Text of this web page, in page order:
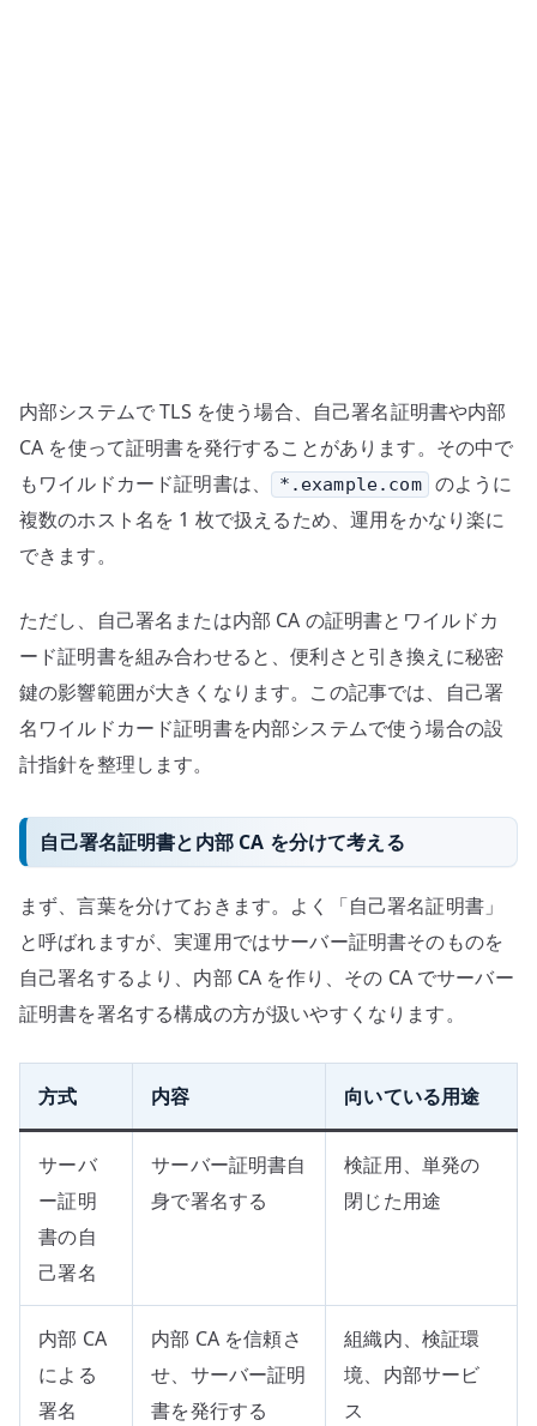
内
部
PKI
と
密
の
境
界
へ
の
内部システムで TLS を使う場合、自己署名証明書や内部
CA を使って証明書を発行することがあります。その中で
もワイルドカード証明書は、
*.example.com
のように
複数のホスト名を 1 枚で扱えるため、運用をかなり楽に
できます。
ただし、自己署名または内部 CA の証明書とワイルドカ
ード証明書を組み合わせると、便利さと引き換えに秘密
鍵の影響範囲が大きくなります。この記事では、自己署
名ワイルドカード証明書を内部システムで使う場合の設
計指針を整理します。
自己署名証明書と内部 CA を分けて考える
まず、言葉を分けておきます。よく「自己署名証明書」
と呼ばれますが、実運用ではサーバー証明書そのものを
自己署名するより、内部 CA を作り、その CA でサーバー
証明書を署名する構成の方が扱いやすくなります。
方式 内容 向いている用途
サーバ
ー証明
書の自
己署名
サーバー証明書自
身で署名する
検証用、単発の
閉じた用途
内部 CA
による
署名
内部 CA を信頼さ
せ、サーバー証明
書を発行する
組織内、検証環
境、内部サービ
ス